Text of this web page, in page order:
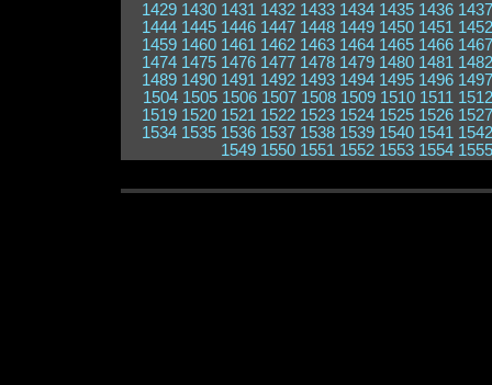
1429 1430 1431 1432 1433 1434 1435 1436 1437
1444 1445 1446 1447 1448 1449 1450 1451 1452
1459 1460 1461 1462 1463 1464 1465 1466 1467
1474 1475 1476 1477 1478 1479 1480 1481 1482
1489 1490 1491 1492 1493 1494 1495 1496 1497
1504 1505 1506 1507 1508 1509 1510 1511 1512
1519 1520 1521 1522 1523 1524 1525 1526 1527
1534 1535 1536 1537 1538 1539 1540 1541 1542
1549 1550 1551 1552 1553 1554 1555